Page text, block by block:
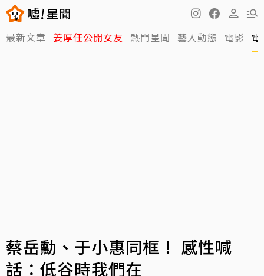
最新文章 姜厚任公開女友 熱門星聞 藝人動態 電影
蔡岳勳、于小惠同框！ 感性喊
話：低谷時我們在